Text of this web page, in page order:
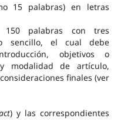
15 palabras) en letras
palabras con tres
sencillo, el cual debe
objetivos o
modalidad de artículo,
finales (ver
) y las correspondientes